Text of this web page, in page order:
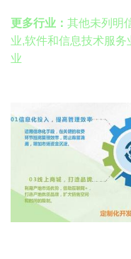
更多行业： 其他未列明
业,软件和信息技术服
业